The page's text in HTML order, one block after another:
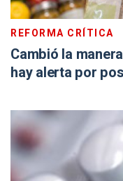
REFORMA CRÍTICA
Cambió la
hay alerta por